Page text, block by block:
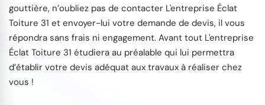
gouttière, n’oubliez pas de contacter L'entreprise Éclat
Toiture 31 et envoyer-lui votre demande de devis, il vous
répondra sans frais ni engagement. Avant tout L'entreprise
Éclat Toiture 31 étudiera au préalable qui lui permettra
d’établir votre devis adéquat aux travaux à réaliser chez
vous !